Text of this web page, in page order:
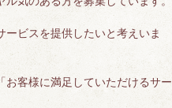
ビスを提供したいと考えいま
お客様に満足していただけるサー